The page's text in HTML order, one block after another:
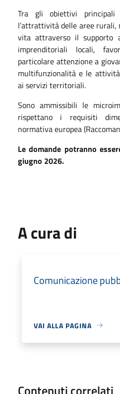
Tra gli obiettivi principali
l’attrattività delle aree
vita attraverso il
imprenditoriali locali,
particolare attenzione a
multifunzionalità e le
ai servizi territoriali.
Sono ammissibili le
rispettano i requisiti
normativa europea
Le domande potranno
giugno 2026.
A cura di
Comunicazione
VAI ALLA PAGINA
Contenuti correlati